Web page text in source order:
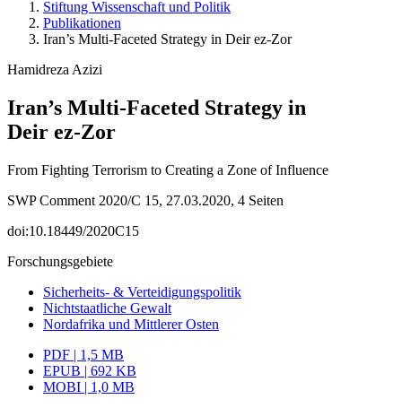
Stiftung Wissenschaft und Politik
Publikationen
Iran’s Multi-Faceted Strategy in Deir ez‑Zor
Hamidreza Azizi
Iran’s Multi-Faceted Strategy in
Deir ez‑Zor
From Fighting Terrorism to Creating a Zone of Influence
SWP Comment 2020/C 15, 27.03.2020, 4 Seiten
doi:10.18449/2020C15
Forschungsgebiete
Sicherheits- & Verteidigungspolitik
Nichtstaatliche Gewalt
Nordafrika und Mittlerer Osten
PDF | 1,5 MB
EPUB | 692 KB
MOBI | 1,0 MB